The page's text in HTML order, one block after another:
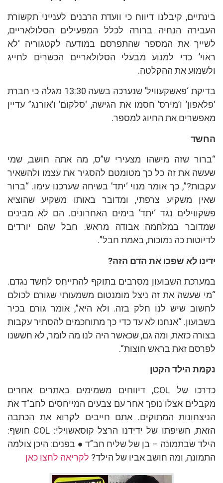
בינתיים, קיבלנו דיווח כי וועדת הרבנים לענייני תקשורת
העבירה הנחיה ברורה לכלל המפעילים הסלולאריים,
לשייך את המספר שהתפרסם במודעה לקטגוריה ‘לא
ראוי’ כדי למנוע מבעלי הסלולאריים הכשרים לחייג
ולשמוע את ההקלטה.
בדיקת ‘פאשקעוויל’ שנערכה בשעה 13:30 מגלה כי חברת
‘פלאפון’ ו’מירס’ חסמו את הגישה, ‘סלקום’ ו’אורנג” עדיין
מאפשרים את החיוג למספר.
החשד
“ברור שזה מישהו מצעירי ש”ס, מה אתה חושב, שמי
שעשה את זה כל כך מטומטם להסגיר את עצמו ולהשאיר
עקבות?”, כך אומר מנוי ‘יתד’ בשיחה שערכנו עימו. “ברור
שאין משקיע צרפתי, ומדובר באותו משקיע שהוציא
פשקווילים נגד ‘יתד’ בימים האחרונים. הם לא מבינים
שמדובר במלחמה אבודה מראש. חבל שהם יורדים
לדיוטות כה נמוכות, באמת חבל”.
ידינו לא שפכו את הדם הזה?
במערכת השבועון מסרבים בתוקף להתייחס לחשד נגדם.
“מי שעשה את זה ניצל מומנטום משמעותי שגורם לכולם
לחשוב שיש לנו חלק בזה. ולא היא”, אומר גורם בכיר
בשבועון. “אנחנו לא עד כדי כך מתוחכמים להסתיר עקבות
בצורה כזאת, ומה גם, שכאשר היה לנו מה לומר, לא חששנו
לפרסם זאת בראש חוצות”.
נקמת הילד הקטן
כדרכו של COL, דיווחים משמימים באתרים אחרים
מקבלים אצלו נופך אחר עם צבעים המייחסים לחב”ד את
הניצחונות המתוקים. אתם חייבים לקרוא את הכתבה
הזאת, חשיפתו של ידידנו הרצל קוסאשוילי: COL חושף:
הילד שבתמונה – בן של שליח חב”ד ● בפנים: היכן צולמה
התמונה, ומה חושב אביו של הילד? לקריאה לחצו כאן